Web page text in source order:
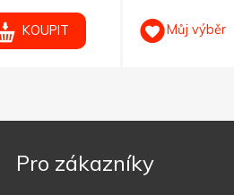
KOUPIT Můj výběr
Pro zákazníky